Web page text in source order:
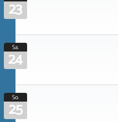
23
Sa.
24
So.
25